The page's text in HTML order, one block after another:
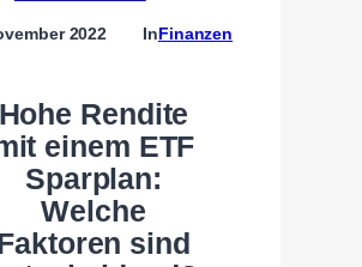
2022 InFinanzen
Hohe Rendite
einem ETF
Sparplan:
Welche
sind